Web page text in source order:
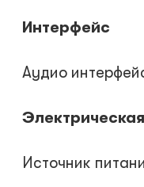
Интерфейс
Аудио
Источник